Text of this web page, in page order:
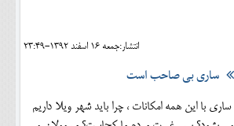
انتشار:جمعه 16 اسفند 1392-23:49
ساری بی صاحب است
ساری با این همه امکانات ، چرا باید شهر ویلا داریم